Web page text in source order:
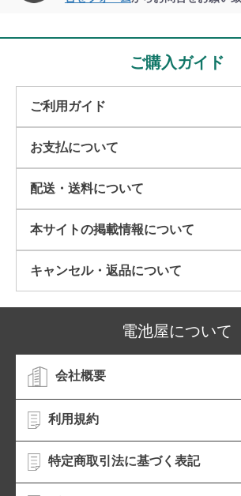
ご購入ガイド
ご利用ガイド
お支払について
配送・送料について
本サイトの掲載情報について​
キャンセル・返品について​
電池屋について
会社概要
利用規約
特定商取引法に基づく表記